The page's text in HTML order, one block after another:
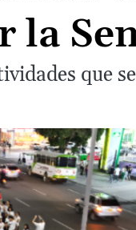
la
que